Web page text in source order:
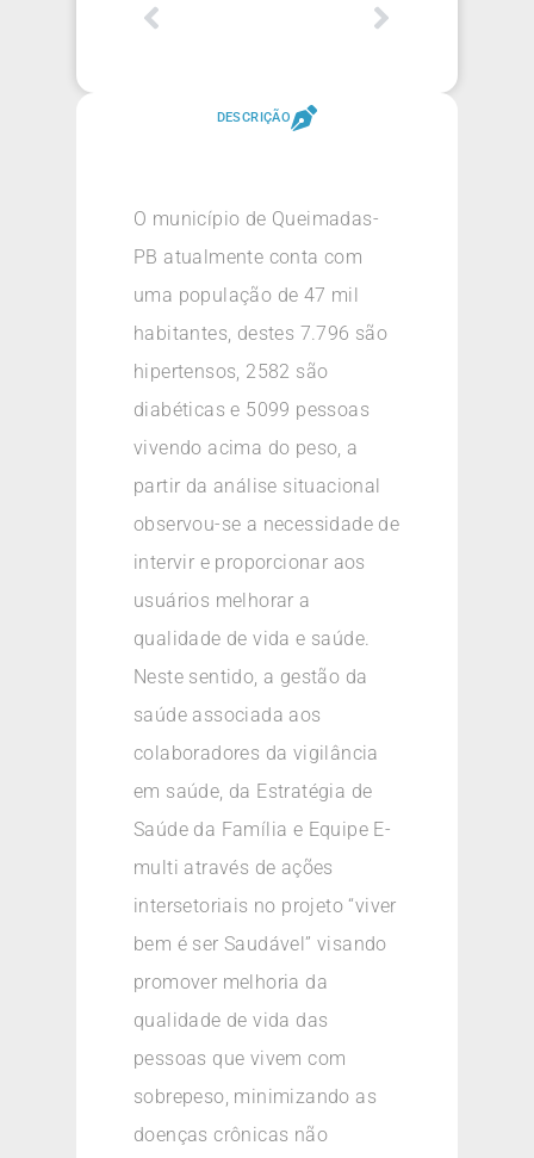
DESCRIÇÃO
O município de Queimadas-
PB atualmente conta com
uma população de 47 mil
habitantes, destes 7.796 são
hipertensos, 2582 são
diabéticas e 5099 pessoas
vivendo acima do peso, a
partir da análise situacional
observou-se a necessidade de
intervir e proporcionar aos
usuários melhorar a
qualidade de vida e saúde.
Neste sentido, a gestão da
saúde associada aos
colaboradores da vigilância
em saúde, da Estratégia de
Saúde da Família e Equipe E-
multi através de ações
intersetoriais no projeto “viver
bem é ser Saudável” visando
promover melhoria da
qualidade de vida das
pessoas que vivem com
sobrepeso, minimizando as
doenças crônicas não